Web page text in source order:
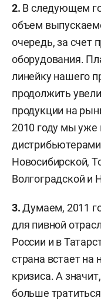
2. В следующем
объем
очередь, за счет
оборудования.
линейку нашего
продолжить
продукции на
2010 году мы уже
Новосибирской,
Волгоградской и
3.Думаем, 2011
для пивной
России и в
страна встает на
кризиса. А
больше